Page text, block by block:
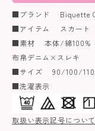
■ブランド Biquette
■アイテム スカート
■素材 本体/綿100%
布帛デニム×スレキ
■サイズ 90/100/
■洗濯表示
取扱い表示記号について